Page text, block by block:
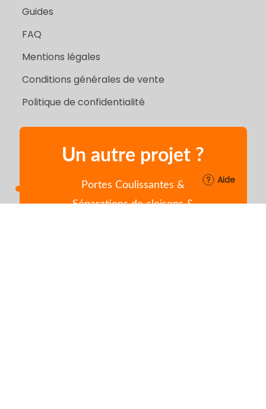
Aide
Guides
FAQ
Mentions légales
Conditions générales de vente
Politique de confidentialité
Un autre projet ?
Portes Coulissantes &
Séparations de cloisons &